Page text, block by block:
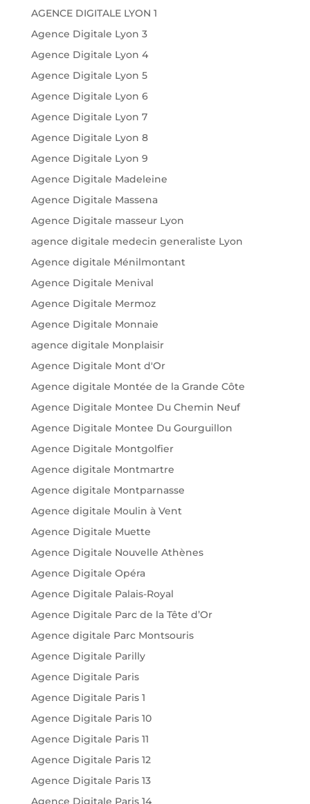
AGENCE DIGITALE LYON 1
Agence Digitale Lyon 3
Agence Digitale Lyon 4
Agence Digitale Lyon 5
Agence Digitale Lyon 6
Agence Digitale Lyon 7
Agence Digitale Lyon 8
Agence Digitale Lyon 9
Agence Digitale Madeleine
Agence Digitale Massena
Agence Digitale masseur Lyon
agence digitale medecin generaliste Lyon
Agence digitale Ménilmontant
Agence Digitale Menival
Agence Digitale Mermoz
Agence Digitale Monnaie
agence digitale Monplaisir
Agence Digitale Mont d'Or
Agence digitale Montée de la Grande Côte
Agence Digitale Montee Du Chemin Neuf
Agence Digitale Montee Du Gourguillon
Agence Digitale Montgolfier
Agence digitale Montmartre
Agence digitale Montparnasse
Agence digitale Moulin à Vent
Agence Digitale Muette
Agence Digitale Nouvelle Athènes
Agence Digitale Opéra
Agence Digitale Palais-Royal
Agence Digitale Parc de la Tête d’Or
Agence digitale Parc Montsouris
Agence Digitale Parilly
Agence Digitale Paris
Agence Digitale Paris 1
Agence Digitale Paris 10
Agence Digitale Paris 11
Agence Digitale Paris 12
Agence Digitale Paris 13
Agence Digitale Paris 14